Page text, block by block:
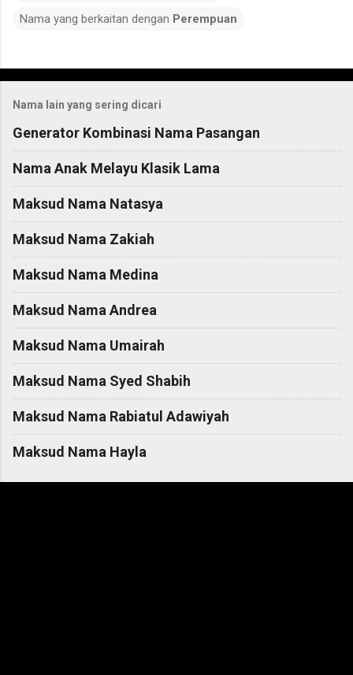
Nama yang berkaitan dengan Perempuan
o
m
m
e
n
Nama lain yang sering dicari
Generator Kombinasi Nama Pasangan
Nama Anak Melayu Klasik Lama
Maksud Nama Natasya
Maksud Nama Zakiah
Maksud Nama Medina
Maksud Nama Andrea
Maksud Nama Umairah
Maksud Nama Syed Shabih
Maksud Nama Rabiatul Adawiyah
Maksud Nama Hayla